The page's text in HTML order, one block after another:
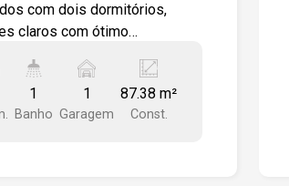
com dois dormitórios,
claros com ótimo
Esta Localizado na Região
Sorocaba, vinte minutos do
1
Banho
1
Garagem
87.38 m²
Const.